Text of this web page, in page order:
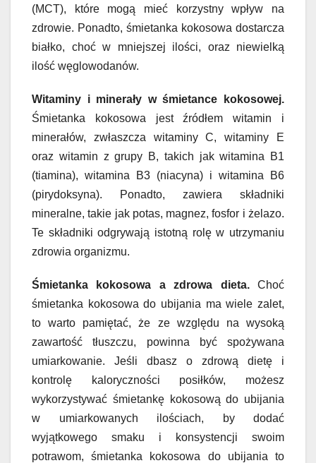
(MCT), które mogą mieć korzystny wpływ na
zdrowie. Ponadto, śmietanka kokosowa dostarcza
białko, choć w mniejszej ilości, oraz niewielką
ilość węglowodanów.
Witaminy i minerały w śmietance kokosowej.
Śmietanka kokosowa jest źródłem witamin i
minerałów, zwłaszcza witaminy C, witaminy E
oraz witamin z grupy B, takich jak witamina B1
(tiamina), witamina B3 (niacyna) i witamina B6
(pirydoksyna). Ponadto, zawiera składniki
mineralne, takie jak potas, magnez, fosfor i żelazo.
Te składniki odgrywają istotną rolę w utrzymaniu
zdrowia organizmu.
Śmietanka kokosowa a zdrowa dieta. Choć
śmietanka kokosowa do ubijania ma wiele zalet,
to warto pamiętać, że ze względu na wysoką
zawartość tłuszczu, powinna być spożywana
umiarkowanie. Jeśli dbasz o zdrową dietę i
kontrolę kaloryczności posiłków, możesz
wykorzystywać śmietankę kokosową do ubijania
w umiarkowanych ilościach, by dodać
wyjątkowego smaku i konsystencji swoim
potrawom, śmietanka kokosowa do ubijania to